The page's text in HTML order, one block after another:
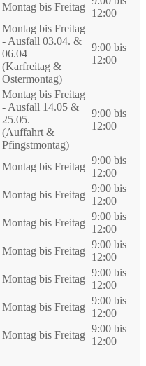
Montag bis Freitag
12:00
Montag bis Freitag
- Ausfall 03.04. &
06.04
(Karfreitag &
Ostermontag)
9:00 bis
12:00
Montag bis Freitag
- Ausfall 14.05 &
25.05.
(Auffahrt &
Pfingstmontag)
9:00 bis
12:00
Montag bis Freitag
9:00 bis
12:00
Montag bis Freitag
9:00 bis
12:00
Montag bis Freitag
9:00 bis
12:00
Montag bis Freitag
9:00 bis
12:00
Montag bis Freitag
9:00 bis
12:00
Montag bis Freitag
9:00 bis
12:00
Montag bis Freitag
9:00 bis
12:00